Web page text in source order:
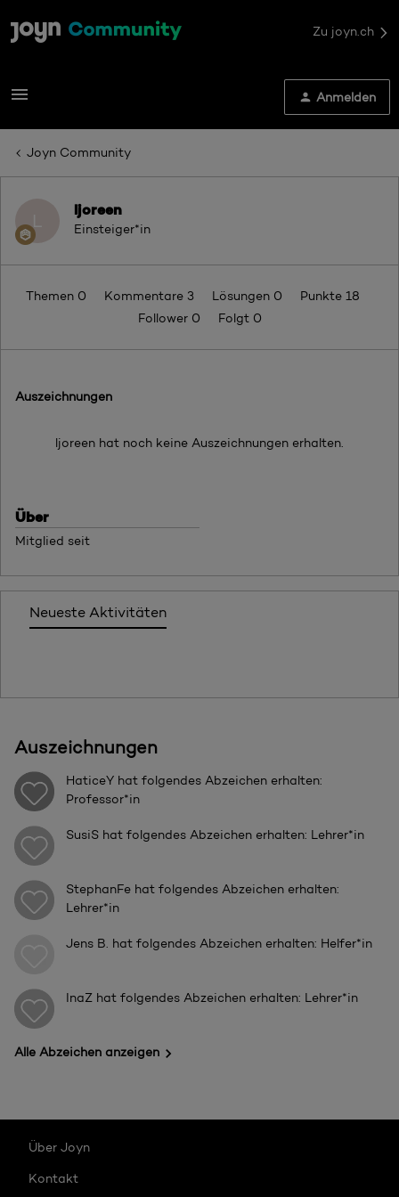
Zu joyn.ch
Anmelden
Joyn Community
L
ljoreen
Einsteiger*in
Themen 0 Kommentare 3 Lösungen 0
Punkte 18
Follower 0 Folgt 0
Auszeichnungen
ljoreen hat noch keine Auszeichnungen erhalten.
Über
Mitglied seit
Neueste Aktivitäten
Auszeichnungen
HaticeY hat folgendes Abzeichen erhalten:
Professor*in
SusiS hat folgendes Abzeichen erhalten: Lehrer*in
StephanFe hat folgendes Abzeichen erhalten:
Lehrer*in
Jens B. hat folgendes Abzeichen erhalten: Helfer*in
InaZ hat folgendes Abzeichen erhalten: Lehrer*in
Alle Abzeichen anzeigen
Über Joyn
Kontakt